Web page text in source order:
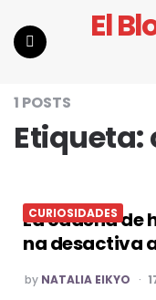
El
1 POSTS
Etiqueta:
CURIOSIDADES
La cadena de
na desactiva
POSTED
BY
by NATALIA EIKYO